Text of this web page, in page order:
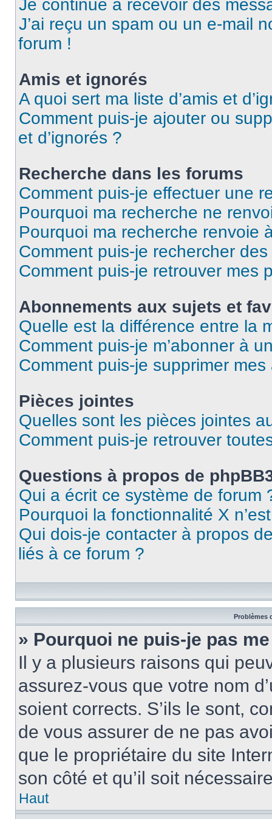
Je continue à recevoir des
J’ai reçu un spam ou un e-mail
forum !
Amis et ignorés
A quoi sert ma liste d’amis et
Comment puis-je ajouter ou
et d’ignorés ?
Recherche dans les forums
Comment puis-je effectuer une
Pourquoi ma recherche ne
Pourquoi ma recherche renvoie
Comment puis-je rechercher
Comment puis-je retrouver mes
Abonnements aux sujets et
Quelle est la différence entre la
Comment puis-je m’abonner à
Comment puis-je supprimer
Pièces jointes
Quelles sont les pièces jointes
Comment puis-je retrouver
Questions à propos de
Qui a écrit ce système de forum
Pourquoi la fonctionnalité X
Qui dois-je contacter à propos
liés à ce forum ?
Problèmes
» Pourquoi ne puis-je pas
Il y a plusieurs raisons qui
assurez-vous que votre nom
soient corrects. S’ils le sont,
de vous assurer de ne pas
que le propriétaire du site
son côté et qu’il soit
Haut